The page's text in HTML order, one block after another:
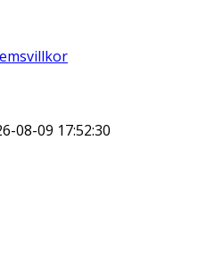
08-09 17:52:30